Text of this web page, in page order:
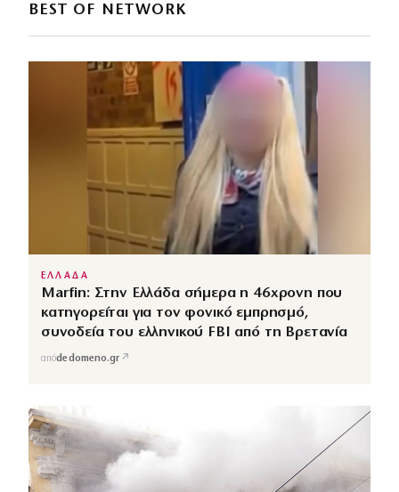
BEST OF NETWORK
ΕΛΛΑΔΑ
Marfin: Στην Ελλάδα σήμερα η 46χρονη που
κατηγορείται για τον φονικό εμπρησμό,
συνοδεία του ελληνικού FBI από τη Βρετανία
απόdedomeno.gr ↗